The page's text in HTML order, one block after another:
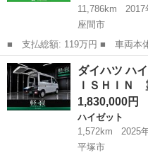
11,786km
2017
座間市
■ 支払総額: 119万円 ■ 車両本体価格： 1,078,000 円 ■ メーカー
名： ダイハツ ■ 車種名： ム
Ｘリミテッドメイクアップ Ｓ
スマキー／...
神奈川 座間市 ダイハツ
ダイハツ ハ
ＩＳＨＩ
1,830,000円
ハイゼット
1,572km
2025
平塚市